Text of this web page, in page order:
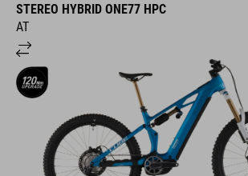
STEREO HYBRID ONE77 HPC
AT